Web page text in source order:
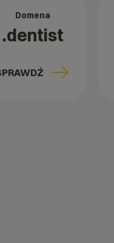
Domena
.dentist